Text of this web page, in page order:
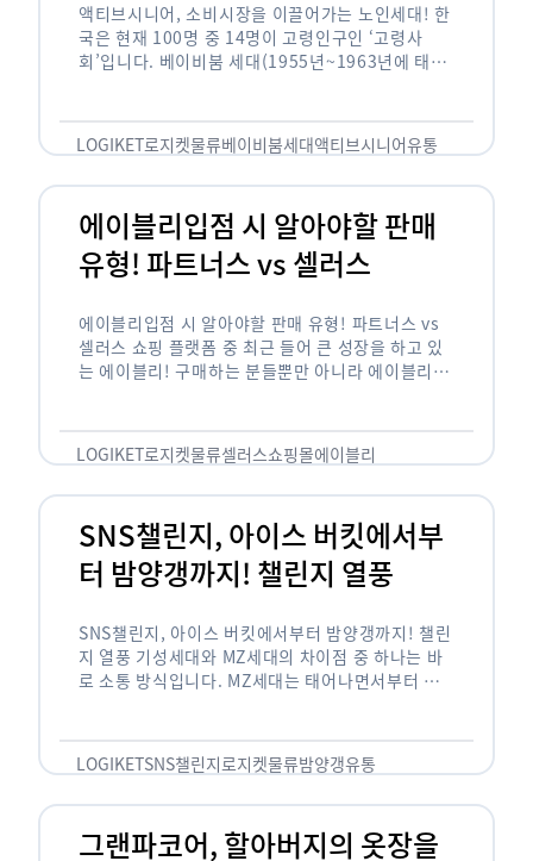
액티브시니어, 소비시장을 이끌어가는 노인세대! 한
국은 현재 100명 중 14명이 고령인구인 ‘고령사
회’입니다. 베이비붐 세대(1955년~1963년에 태어
오고 있습니다. 하지만 사회가 늙어가는 …
LOGIKET로지켓물류베이비붐세대액티브시니어유통
에이블리입점 시 알아야할 판매
유형! 파트너스 vs 셀러스
에이블리입점 시 알아야할 판매 유형! 파트너스 vs
셀러스 쇼핑 플랫폼 중 최근 들어 큰 성장을 하고 있
는 에이블리! 구매하는 분들뿐만 아니라 에이블리에
LOGIKET로지켓물류셀러스쇼핑몰에이블리
SNS챌린지, 아이스 버킷에서부
터 밤양갱까지! 챌린지 열풍
SNS챌린지, 아이스 버킷에서부터 밤양갱까지! 챌린
지 열풍 기성세대와 MZ세대의 차이점 중 하나는 바
로 소통 방식입니다. MZ세대는 태어나면서부터 디
도 능숙한 …
LOGIKETSNS챌린지로지켓물류밤양갱유통
그랜파코어, 할아버지의 옷장을